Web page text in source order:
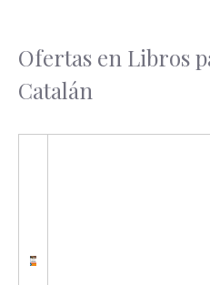
Ofertas en Libros
Catalán